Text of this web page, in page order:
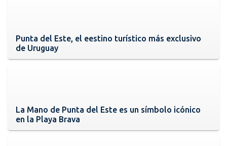
Punta del Este, el eestino turístico más exclusivo
de Uruguay
La Mano de Punta del Este es un símbolo icónico
en la Playa Brava